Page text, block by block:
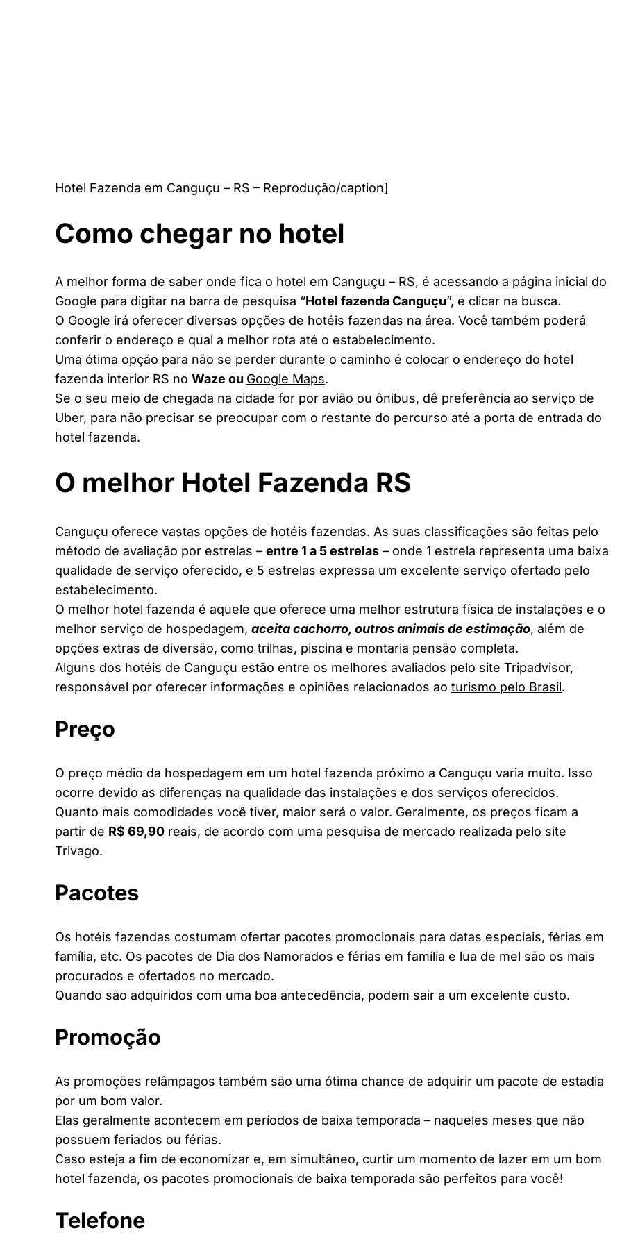
Hotel Fazenda em Canguçu – RS – Reprodução/caption]
Como chegar no hotel
A melhor forma de saber onde fica o hotel em Canguçu – RS, é acessando a página inicial do
Google para digitar na barra de pesquisa “Hotel fazenda Canguçu”, e clicar na busca.
O Google irá oferecer diversas opções de hotéis fazendas na área. Você também poderá
conferir o endereço e qual a melhor rota até o estabelecimento.
Uma ótima opção para não se perder durante o caminho é colocar o endereço do hotel
fazenda interior RS no Waze ou Google Maps.
Se o seu meio de chegada na cidade for por avião ou ônibus, dê preferência ao serviço de
Uber, para não precisar se preocupar com o restante do percurso até a porta de entrada do
hotel fazenda.
O melhor Hotel Fazenda RS
Canguçu oferece vastas opções de hotéis fazendas. As suas classificações são feitas pelo
método de avaliação por estrelas – entre 1 a 5 estrelas – onde 1 estrela representa uma baixa
qualidade de serviço oferecido, e 5 estrelas expressa um excelente serviço ofertado pelo
estabelecimento.
O melhor hotel fazenda é aquele que oferece uma melhor estrutura física de instalações e o
melhor serviço de hospedagem, aceita cachorro, outros animais de estimação, além de
opções extras de diversão, como trilhas, piscina e montaria pensão completa.
Alguns dos hotéis de Canguçu estão entre os melhores avaliados pelo site Tripadvisor,
responsável por oferecer informações e opiniões relacionados ao turismo pelo Brasil.
Preço
O preço médio da hospedagem em um hotel fazenda próximo a Canguçu varia muito. Isso
ocorre devido as diferenças na qualidade das instalações e dos serviços oferecidos.
Quanto mais comodidades você tiver, maior será o valor. Geralmente, os preços ficam a
partir de R$ 69,90 reais, de acordo com uma pesquisa de mercado realizada pelo site
Trivago.
Pacotes
Os hotéis fazendas costumam ofertar pacotes promocionais para datas especiais, férias em
família, etc. Os pacotes de Dia dos Namorados e férias em família e lua de mel são os mais
procurados e ofertados no mercado.
Quando são adquiridos com uma boa antecedência, podem sair a um excelente custo.
Promoção
As promoções relâmpagos também são uma ótima chance de adquirir um pacote de estadia
por um bom valor.
Elas geralmente acontecem em períodos de baixa temporada – naqueles meses que não
possuem feriados ou férias.
Caso esteja a fim de economizar e, em simultâneo, curtir um momento de lazer em um bom
hotel fazenda, os pacotes promocionais de baixa temporada são perfeitos para você!
Telefone